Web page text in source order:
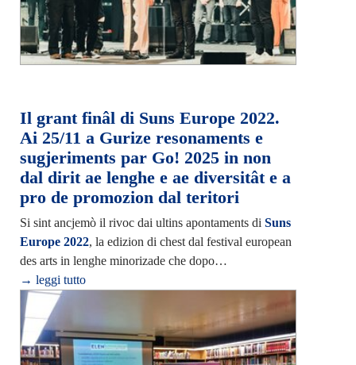
Il grant finâl di Suns Europe 2022.
Ai 25/11 a Gurize resonaments e
sugjeriments par Go! 2025 in non
dal dirit ae lenghe e ae diversitât e a
pro de promozion dal teritori
Si sint ancjemò il rivoc dai ultins apontaments di Suns
Europe 2022, la edizion di chest dal festival european
des arts in lenghe minorizade che dopo…
→ leggi tutto